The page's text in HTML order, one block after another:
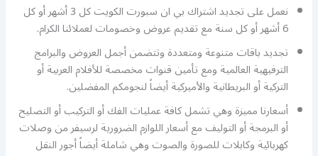
نعمل على تجديد اشتراك بي ان سبورت الكويت كل 3 أشهر أو كل
6 أشهر أو كل سنة مع تقديم عروض وخصومات لعملائنا الكرام.
تجديد باقات متنوعة ومتعددة وتتضمن أجمل العروض والبرامج
الترفيهية العالمية ومع تأمين قنوات مخصصة للأفلام العربية أو
التركية أو البريطانية والأميركية أيضاً لنجومكم المفضلين.
أسعارنا مميزة وهي تشمل كافة عمليات الفك أو التركيب أو التصليح
أو البرمجة أو التوليف مع أسعار اللوازم الضرورية لرسيفر من وصلات
كهربائية وكابلات للصورة والصوت وهي شاملة أيضاً أجور النقل